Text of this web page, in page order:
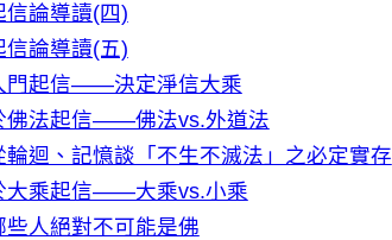
信論導讀(四)
信論導讀(五)
門起信——決定淨信大乘
佛法起信——佛法vs.外道法
輪迴、記憶談「不生不滅法」之必定實存
大乘起信——大乘vs.小乘
些人絕對不可能是佛